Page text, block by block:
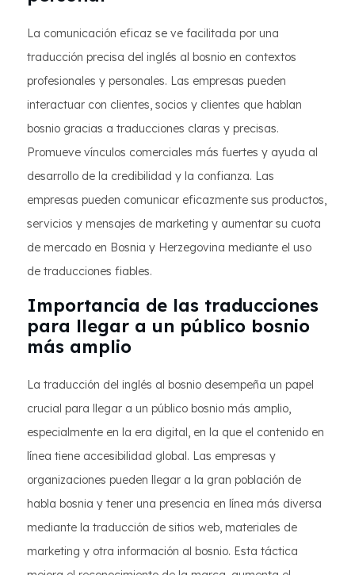
La comunicación eficaz se ve facilitada por una
traducción precisa del inglés al bosnio en contextos
profesionales y personales. Las empresas pueden
interactuar con clientes, socios y clientes que hablan
bosnio gracias a traducciones claras y precisas.
Promueve vínculos comerciales más fuertes y ayuda al
desarrollo de la credibilidad y la confianza. Las
empresas pueden comunicar eficazmente sus productos,
servicios y mensajes de marketing y aumentar su cuota
de mercado en Bosnia y Herzegovina mediante el uso
de traducciones fiables.
Importancia de las traducciones
para llegar a un público bosnio
más amplio
La traducción del inglés al bosnio desempeña un papel
crucial para llegar a un público bosnio más amplio,
especialmente en la era digital, en la que el contenido en
línea tiene accesibilidad global. Las empresas y
organizaciones pueden llegar a la gran población de
habla bosnia y tener una presencia en línea más diversa
mediante la traducción de sitios web, materiales de
marketing y otra información al bosnio. Esta táctica